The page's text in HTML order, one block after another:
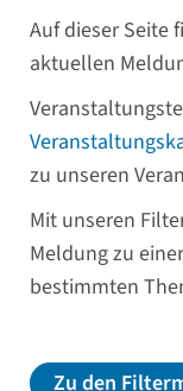
Auf dieser Seite
aktuellen
zu unseren
Mit unseren
Meldung zu
bestimmten
Zu den